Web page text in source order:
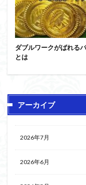
ダブルワークがばれる
とは
アーカイブ
2026年7月
2026年6月